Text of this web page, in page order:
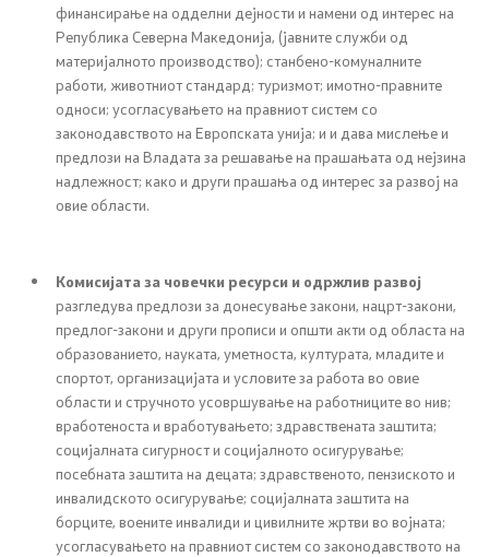
Отворени податоци
Контакт
Контакт
Изјава за пристапност
Со еден клик до сите услуги
финансирање на одделни дејности и намени од интерес на
Република Северна Македонија, (јавните служби од
материјалното производство); станбено-комуналните
работи, животниот стандард; туризмот; имотно-правните
односи; усогласувањето на правниот систем со
законодавството на Европската унија; и и дава мислење и
предлози на Владата за решавање на прашањата од нејзина
надлежност; како и други прашања од интерес за развој на
овие области.
Комисијата за човечки ресурси и одржлив развој
разгледува предлози за донесување закони, нацрт-закони,
предлог-закони и други прописи и општи акти од областа на
образованието, науката, уметноста, културата, младите и
спортот, организацијата и условите за работа во овие
области и стручното усовршување на работниците во нив;
вработеноста и вработувањето; здравствената заштита;
социјалната сигурност и социјалното осигурување;
посебната заштита на децата; здравственото, пензиското и
инвалидското осигурување; социјалната заштита на
борците, воените инвалиди и цивилните жртви во војната;
усогласувањето на правниот систем со законодавството на